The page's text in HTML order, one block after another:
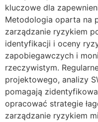
kluczowe dla
Metodologia oparta na
zarządzanie ryzykiem
identyfikacji i oceny
zapobiegawczych i
rzeczywistym.
projektowego, analizy
pomagają
opracować strategie
zarządzanie ryzykiem